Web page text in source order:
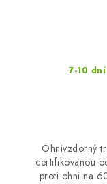
7-10 dní
Ohnivzdorný
certifikovanou
proti ohni na